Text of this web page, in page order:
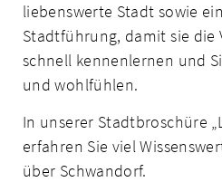
liebenswerte Stadt sowie
Stadtführung, damit sie die
schnell kennenlernen und
und wohlfühlen.
In unserer Stadtbroschüre
erfahren Sie viel
über Schwandorf.